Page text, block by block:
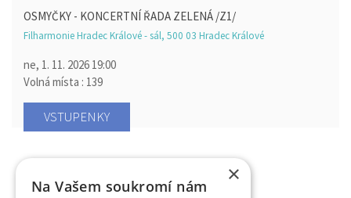
OSMYČKY - KONCERTNÍ ŘADA ZELENÁ /Z1/
Filharmonie Hradec Králové - sál, 500 03 Hradec Králové
ne, 1. 11. 2026 19:00
Volná místa : 139
VSTUPENKY
×
Na Vašem soukromí nám